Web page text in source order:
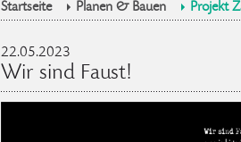
Startseite Planen & Bauen Projekt
22.05.2023
Wir sind Faust!